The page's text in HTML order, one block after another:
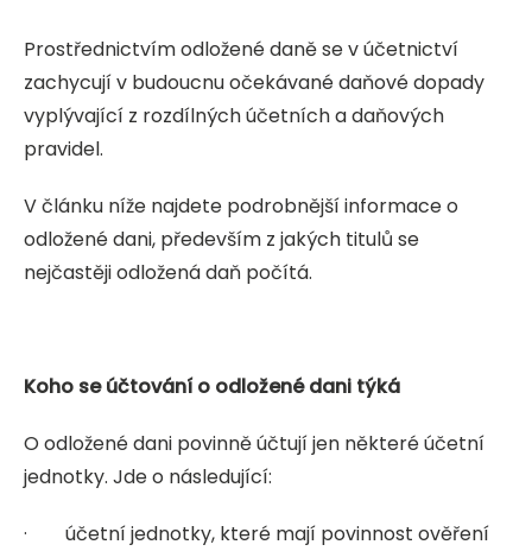
Prostřednictvím odložené daně se v účetnictví
zachycují v budoucnu očekávané daňové dopady
vyplývající z rozdílných účetních a daňových
pravidel.
V článku níže najdete podrobnější informace o
odložené dani, především z jakých titulů se
nejčastěji odložená daň počítá.
Koho se účtování o odložené dani týká
O odložené dani povinně účtují jen některé účetní
jednotky. Jde o následující:
·
účetní jednotky, které mají povinnost ověření